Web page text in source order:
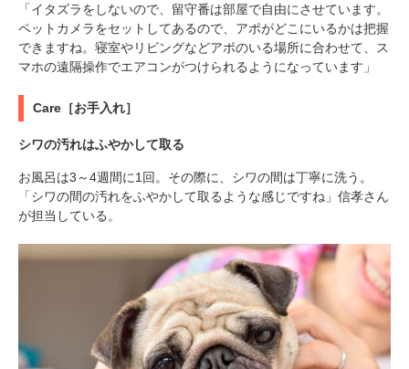
「イタズラをしないので、留守番は部屋で自由にさせています。
ペットカメラをセットしてあるので、アポがどこにいるかは把握
できますね。寝室やリビングなどアポのいる場所に合わせて、ス
マホの遠隔操作でエアコンがつけられるようになっています」
Care［お手入れ］
シワの汚れはふやかして取る
お風呂は3～4週間に1回。その際に、シワの間は丁寧に洗う。
「シワの間の汚れをふやかして取るような感じですね」信孝さん
が担当している。